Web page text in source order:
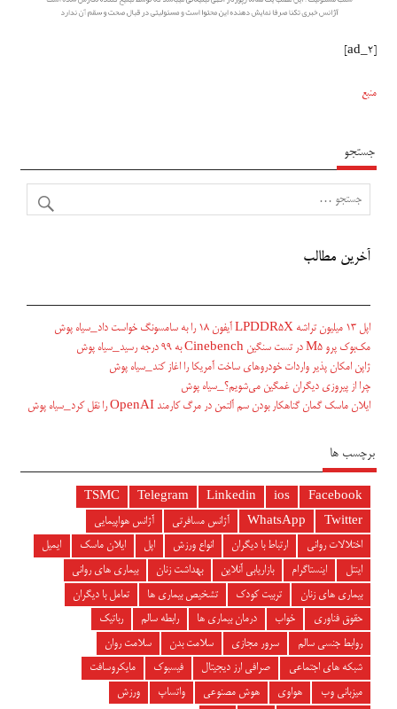
منبع
جستجو
آخرین مطالب
اپل ۱۳ میلیون تراشه LPDDR5X آیفون ۱۸ را به سامسونگ خواست داد_سیاه پوش
مک‌بوک پرو M5 در تست سنگین Cinebench به ۹۹ درجه رسید_سیاه پوش
ژاپن امکان پذیر واردات خودروهای ساخت آمریکا را اغاز کند_سیاه پوش
چرا از پیروزی دیگران غمگین می‌شویم؟_سیاه پوش
ایلان ماسک گمان گناهکار بودن سم آلتمن در مرگ کارمند OpenAI را نقل کرد_سیاه پوش
برچسب ها
Facebook
ios
Linkedin
Telegram
TSMC
Twitter
WhatsApp آژانس مسافرتی
آژانس هواپیمایی
اختلالات روانی
ارتباط با دیگران انواع ورزش اپل ایلان ماسک
ایمیل
اینتل
اینستاگرام بازاریابی آنلاین بهداشت زنان
بیماری های روانی
بیماری های زنان
تربیت کودک تشخیص بیماری ها
تعامل با دیگران
حقوق فناوری
خواب درمان بیماری ها رابطه سالم
رباتیک
روابط جنسی سالم
سرور مجازی سلامت بدن
سلامت روان
شبکه های اجتماعی
صرافی ارز دیجیتال فیسبوک
مایکروسافت
میزبانی وب
هواوی هوش مصنوعی واتساپ
ورزش